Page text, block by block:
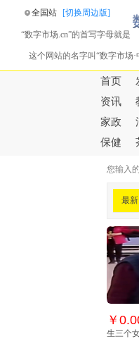
“数字市场.cn”的首写字母就是
这个网站的名字叫“数字市场·
全国站 [切换周边版]
首页
资讯
家政
保健
您输入
最新
￥
生三个